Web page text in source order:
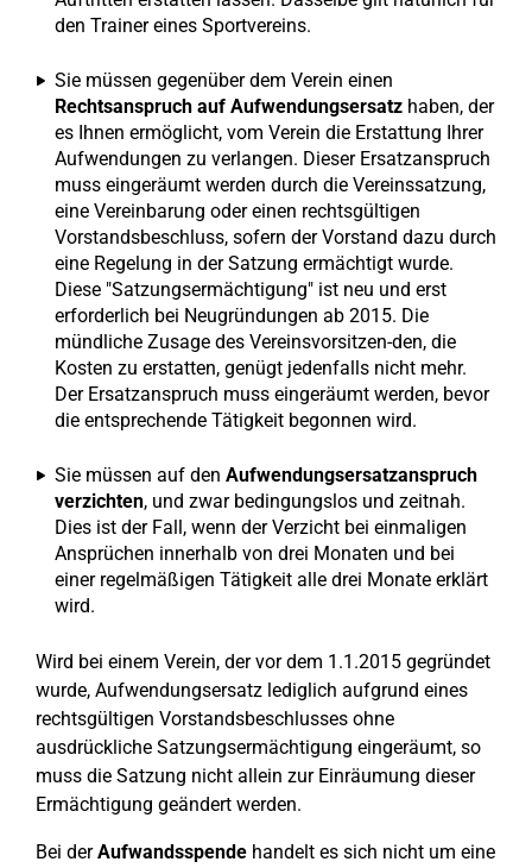
den Trainer eines Sportvereins.
Sie müssen gegenüber dem Verein einen
Rechtsanspruch auf Aufwendungsersatz haben, der
es Ihnen ermöglicht, vom Verein die Erstattung Ihrer
Aufwendungen zu verlangen. Dieser Ersatzanspruch
muss eingeräumt werden durch die Vereinssatzung,
eine Vereinbarung oder einen rechtsgültigen
Vorstandsbeschluss, sofern der Vorstand dazu durch
eine Regelung in der Satzung ermächtigt wurde.
Diese "Satzungsermächtigung" ist neu und erst
erforderlich bei Neugründungen ab 2015. Die
mündliche Zusage des Vereinsvorsitzen-den, die
Kosten zu erstatten, genügt jedenfalls nicht mehr.
Der Ersatzanspruch muss eingeräumt werden, bevor
die entsprechende Tätigkeit begonnen wird.
Sie müssen auf den Aufwendungsersatzanspruch
verzichten, und zwar bedingungslos und zeitnah.
Dies ist der Fall, wenn der Verzicht bei einmaligen
Ansprüchen innerhalb von drei Monaten und bei
einer regelmäßigen Tätigkeit alle drei Monate erklärt
wird.
Wird bei einem Verein, der vor dem 1.1.2015 gegründet
wurde, Aufwendungsersatz lediglich aufgrund eines
rechtsgültigen Vorstandsbeschlusses ohne
ausdrückliche Satzungsermächtigung eingeräumt, so
muss die Satzung nicht allein zur Einräumung dieser
Ermächtigung geändert werden.
Bei derAufwandsspende handelt es sich nicht um eine